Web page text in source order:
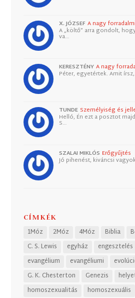
X. JÓZSEF A nagy
A „költő” arra gondolt,
va…
KERESZTÉNY A nagy
Péter, egyetértek. Amit
TUNDE Személyiség és
Helló, Én ezt a posztot
S…
SZALAI MIKLÓS Erőgyűjtés
Jó pihenést, kiváncsi
CÍMKÉK
1Móz 2Móz 4Móz Biblia
C. S. Lewis
egyház engesztelés
evangélium
evangéliumi
G. K. Chesterton
Genezis
homoszexualitás
homoszexuális